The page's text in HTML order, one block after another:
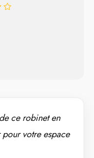
ce robinet en
votre espace